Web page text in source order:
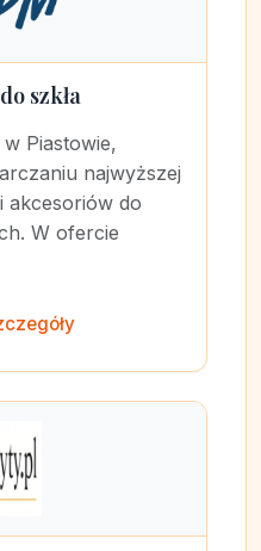
szkła
Piastowie,
najwyższej
akcesoriów do
W ofercie